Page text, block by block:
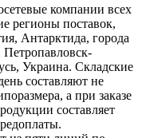
компании всех
регионы поставок,
Антарктида, города
Украина. Складские
составляют не
а при заказе
составляет